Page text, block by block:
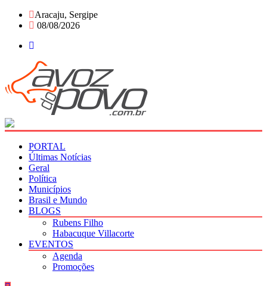
Skip
Aracaju, Sergipe
08/08/2026
PORTAL
Últimas Notícias
Geral
Política
Municípios
Brasil e Mundo
BLOGS
Rubens Filho
Habacuque Villacorte
EVENTOS
Agenda
Promoções